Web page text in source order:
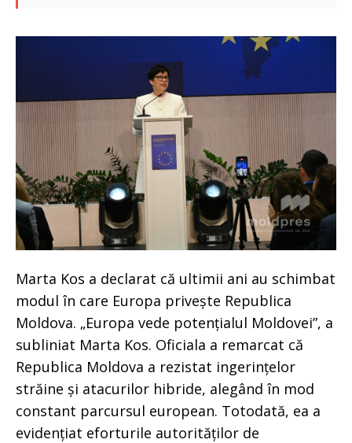
Marta Kos a declarat că ultimii ani au schimbat
modul în care Europa privește Republica
Moldova. „Europa vede potențialul Moldovei”, a
subliniat Marta Kos. Oficiala a remarcat că
Republica Moldova a rezistat ingerințelor
străine și atacurilor hibride, alegând în mod
constant parcursul european. Totodată, ea a
evidențiat eforturile autorităților de